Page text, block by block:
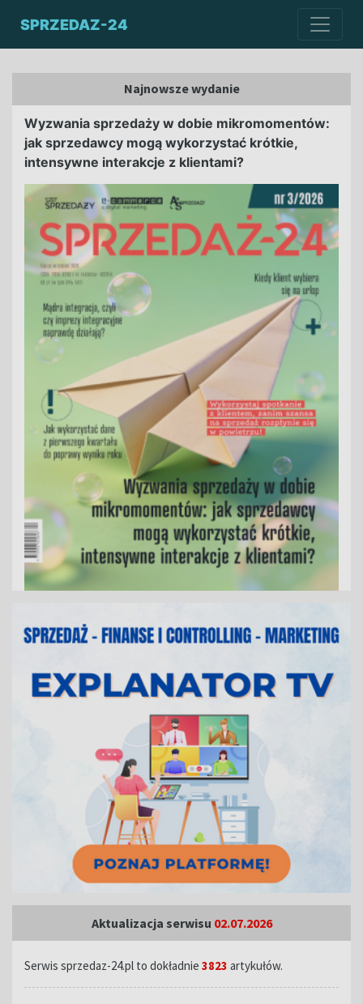
SPRZEDAZ-24
Najnowsze wydanie
Wyzwania sprzedaży w dobie mikromomentów:
jak sprzedawcy mogą wykorzystać krótkie,
intensywne interakcje z klientami?
Aktualizacja serwisu 02.07.2026
Serwis sprzedaz-24.pl to dokładnie 3823 artykułów.